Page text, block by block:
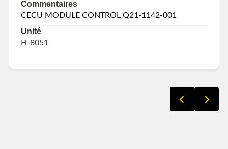
Commentaires
CECU MODULE CONTROL Q21-1142-001
Unité
H-8051